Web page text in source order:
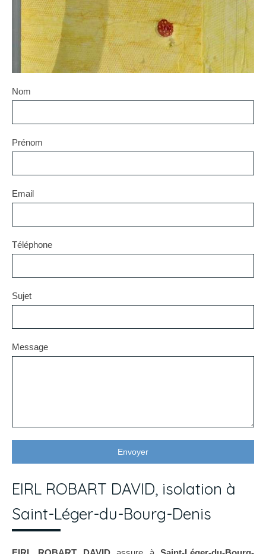
Nom
Prénom
Email
Téléphone
Sujet
Message
Envoyer
EIRL ROBART DAVID, isolation à
Saint-Léger-du-Bourg-Denis